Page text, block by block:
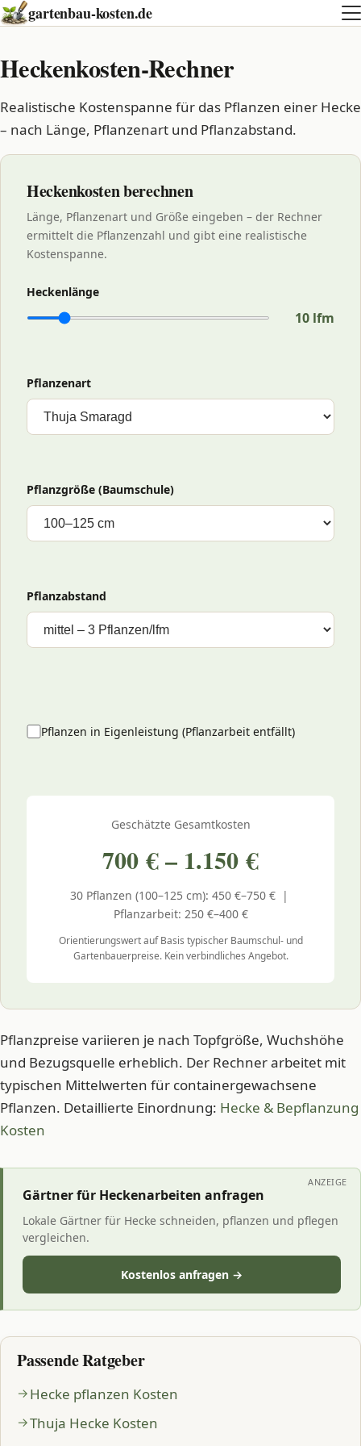
gartenbau-kosten.de
Heckenkosten-Rechner
Realistische Kostenspanne für das Pflanzen einer Hecke
– nach Länge, Pflanzenart und Pflanzabstand.
Heckenkosten berechnen
Länge, Pflanzenart und Größe eingeben – der Rechner
ermittelt die Pflanzenzahl und gibt eine realistische
Kostenspanne.
Heckenlänge
10 lfm
Pflanzenart
Pflanzgröße (Baumschule)
Pflanzabstand
Pflanzen in Eigenleistung (Pflanzarbeit entfällt)
Geschätzte Gesamtkosten
700 € – 1.150 €
30 Pflanzen (100–125 cm): 450 €–750 € |
Pflanzarbeit: 250 €–400 €
Orientierungswert auf Basis typischer Baumschul- und
Gartenbauerpreise. Kein verbindliches Angebot.
Pflanzpreise variieren je nach Topfgröße, Wuchshöhe
und Bezugsquelle erheblich. Der Rechner arbeitet mit
typischen Mittelwerten für containergewachsene
Pflanzen. Detaillierte Einordnung: Hecke & Bepflanzung
Kosten
ANZEIGE
Gärtner für Heckenarbeiten anfragen
Lokale Gärtner für Hecke schneiden, pflanzen und pflegen
vergleichen.
Kostenlos anfragen →
Passende Ratgeber
Hecke pflanzen Kosten
Thuja Hecke Kosten